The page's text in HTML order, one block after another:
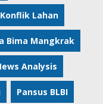
Konflik Lahan
Bima Mangkrak
Analysis
Pansus BLBI